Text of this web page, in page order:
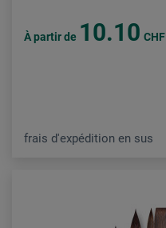
À partir de 10.10 CHF
frais d'expédition en sus